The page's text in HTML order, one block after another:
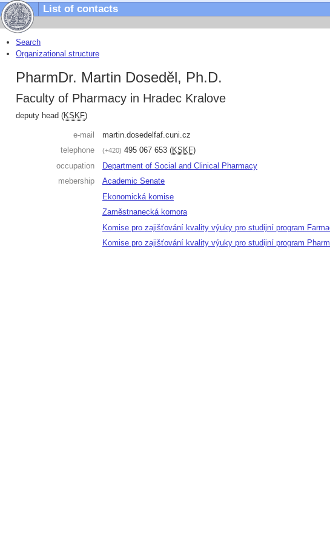
List of contacts
Search
Organizational structure
PharmDr. Martin Doseděl, Ph.D.
Faculty of Pharmacy in Hradec Kralove
deputy head (KSKF)
e-mail martin.dosedelfaf.cuni.cz
telephone
+420 495 067 653 (KSKF)
occupation
Department of Social and Clinical Pharmacy
mebership
Academic Senate
Ekonomická komise
Zaměstnanecká komora
Komise pro zajišťování kvality výuky pro studijní program
Komise pro zajišťování kvality výuky pro studijní program